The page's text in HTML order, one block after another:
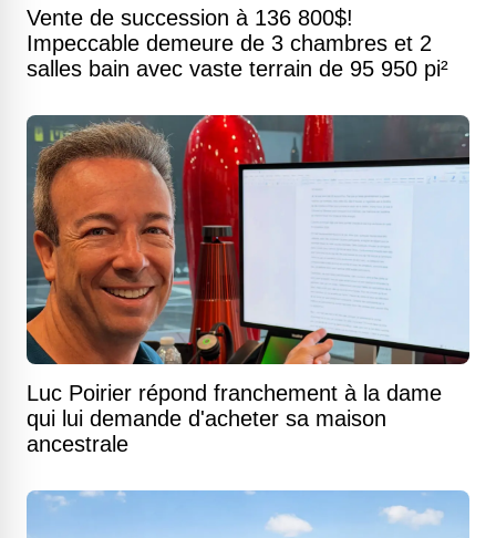
Vente de succession à 136 800$!
Impeccable demeure de 3 chambres et 2
salles bain avec vaste terrain de 95 950 pi²
Luc Poirier répond franchement à la dame
qui lui demande d'acheter sa maison
ancestrale